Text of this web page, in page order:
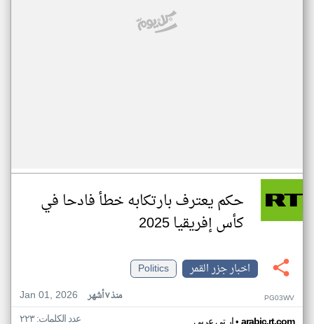
حكم يعترف بارتكابه خطأ فادحا في
كأس إفريقيا 2025
اخبار جزر القمر
Politics
Jan 01, 2026
منذ ٧ أشهر PG03WV
ار تي عربي arabic.rt.com عدد الكلمات: ٢٢٣